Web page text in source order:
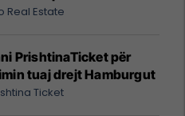
#16068
Real Estate
PrishtinaTicket për
tuaj drejt Hamburgut
Ticket